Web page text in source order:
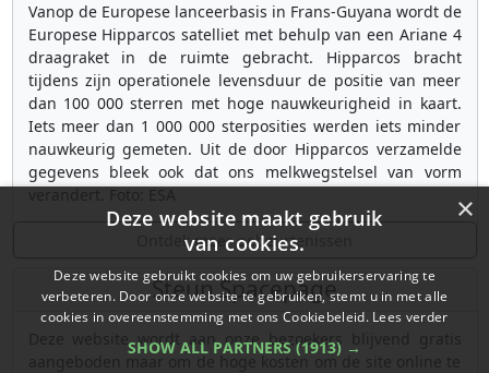
Vanop de Europese lanceerbasis in Frans-Guyana wordt de
Europese Hipparcos satelliet met behulp van een Ariane 4
draagraket in de ruimte gebracht. Hipparcos bracht
tijdens zijn operationele levensduur de positie van meer
dan 100 000 sterren met hoge nauwkeurigheid in kaart.
Iets meer dan 1 000 000 sterposities werden iets minder
nauwkeurig gemeten. Uit de door Hipparcos verzamelde
gegevens bleek ook dat ons melkwegstelsel van vorm
Ontdek meer gebeurtenissen
Steun Spacepage
Deze website wordt aan onze bezoekers blijvend gratis
aangeboden maar om de hoge kosten om de site online te
×
Deze website maakt gebruik
van cookies.
Deze website gebruikt cookies om uw gebruikerservaring te
verbeteren. Door onze website te gebruiken, stemt u in met alle
cookies in overeenstemming met ons Cookiebeleid. Lees verder
SHOW ALL PARTNERS (1913) →